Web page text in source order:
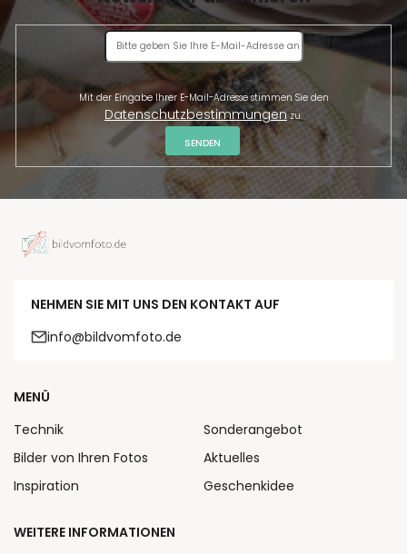
Datenschutzbestimmungenzu.
SENDEN
NEHMEN SIE MIT UNS DEN KONTAKT AUF
info@bildvomfoto.de
MENÜ
Technik
Bilder von Ihren Fotos
Inspiration
Sonderangebot
Aktuelles
Geschenkidee
WEITERE INFORMATIONEN